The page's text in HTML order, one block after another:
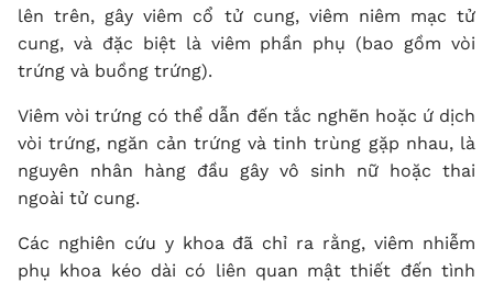
lên trên, gây viêm cổ tử cung, viêm niêm mạc tử
cung, và đặc biệt là viêm phần phụ (bao gồm vòi
trứng và buồng trứng).
Viêm vòi trứng có thể dẫn đến tắc nghẽn hoặc ứ dịch
vòi trứng, ngăn cản trứng và tinh trùng gặp nhau, là
nguyên nhân hàng đầu gây vô sinh nữ hoặc thai
ngoài tử cung.
Các nghiên cứu y khoa đã chỉ ra rằng, viêm nhiễm
phụ khoa kéo dài có liên quan mật thiết đến tình